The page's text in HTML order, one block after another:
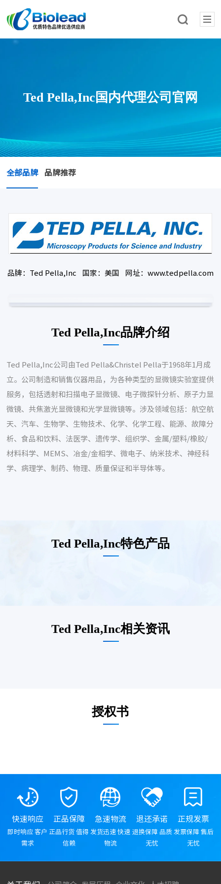
Ted Pella,Inc国内代理公司官网
全部品牌 品牌推荐
品牌：Ted Pella,Inc 国家：美国 网址：www.tedpella.com
Ted Pella,Inc品牌介绍
Ted Pella,Inc公司由Ted Pella&Christel Pella于1968年1月成
立。公司制造和销售仪器用品，为各种类型的显微镜实验室提供
服务，包括透射和扫描电子显微镜、电子微探针分析、原子力显
微镜、共焦激光显微镜和光学显微镜等。涉及领域包括：航空航
天、汽车、生物学、生物技术、化学、化学工程、能源、故障分
析、食品和饮料、法医学、遗传学、组织学、金属/塑料/橡胶/
材料科学、MEMS、冶金/金相学、微电子、纳米技术、神经科
学、病理学、制药、物理、质量保证和半导体等。
Ted Pella,Inc特色产品
Ted Pella,Inc相关资讯
授权书
快速响应
即时响应 客户
需求
正品保障
正品行货 值得
信赖
急速物流
发货迅速 快速
物流
退还承诺
退换保障 品质
无忧
正规发票
发票保障 售后
无忧